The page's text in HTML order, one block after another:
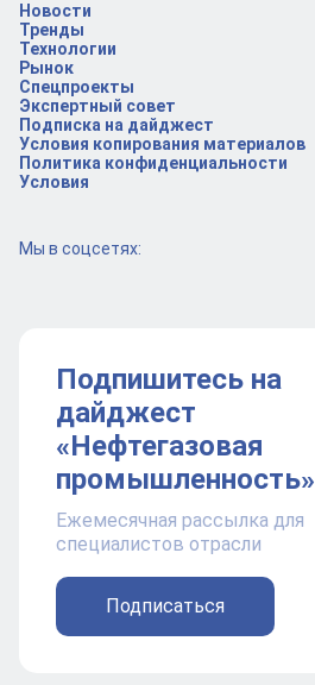
Новости
Тренды
Технологии
Рынок
Спецпроекты
Экспертный совет
Подписка на дайджест
Условия копирования материалов
Политика конфиденциальности
Условия
Мы в соцсетях:
Подпишитесь на
дайджест
«Нефтегазовая
промышленность»
Ежемесячная рассылка для
специалистов отрасли
Подписаться